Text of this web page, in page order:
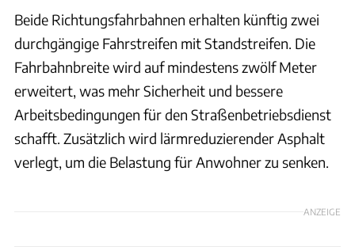
Beide Richtungsfahrbahnen erhalten künftig zwei
durchgängige Fahrstreifen mit Standstreifen. Die
Fahrbahnbreite wird auf mindestens zwölf Meter
erweitert, was mehr Sicherheit und bessere
Arbeitsbedingungen für den Straßenbetriebsdienst
schafft. Zusätzlich wird lärmreduzierender Asphalt
verlegt, um die Belastung für Anwohner zu senken.
ANZEIGE